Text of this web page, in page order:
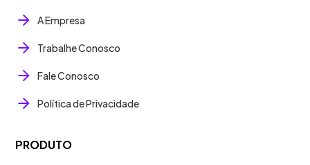
A Empresa
Trabalhe Conosco
Fale Conosco
Política de Privacidade
PRODUTO